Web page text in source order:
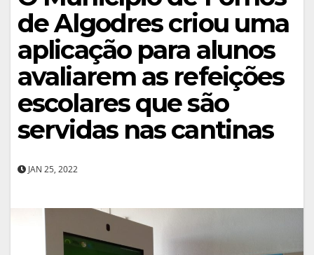
de Algodres criou uma
aplicação para alunos
avaliarem as refeições
escolares que são
servidas nas cantinas
JAN 25, 2022